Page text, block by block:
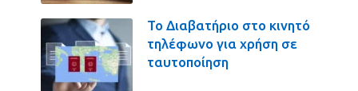
Το Διαβατήριο στο κινητό
τηλέφωνο για χρήση σε
ταυτοποίηση